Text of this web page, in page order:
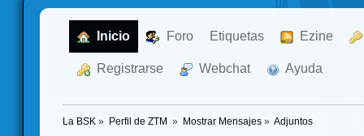
Inicio Foro Etiquetas Ezine
Registrarse Webchat Ayuda
La BSK » Perfil de ZTM » Mostrar Mensajes» Adjuntos